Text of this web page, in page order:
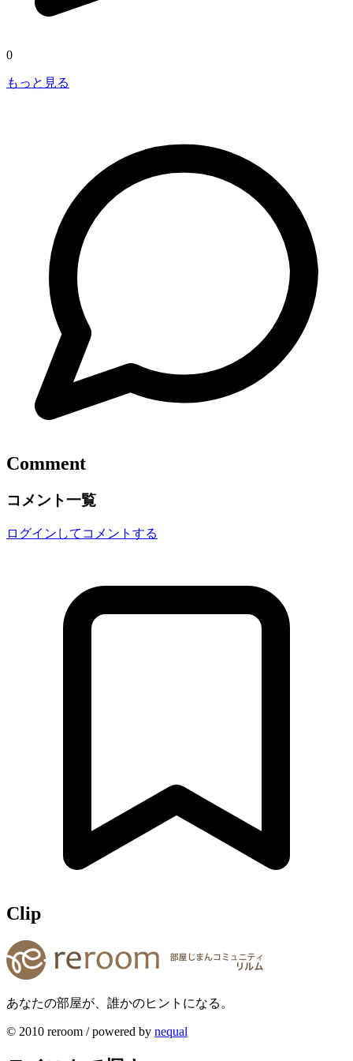
0
もっと見る
Comment
コメント一覧
ログインしてコメントする
Clip
あなたの部屋が、誰かのヒントになる。
© 2010 reroom / powered by nequal